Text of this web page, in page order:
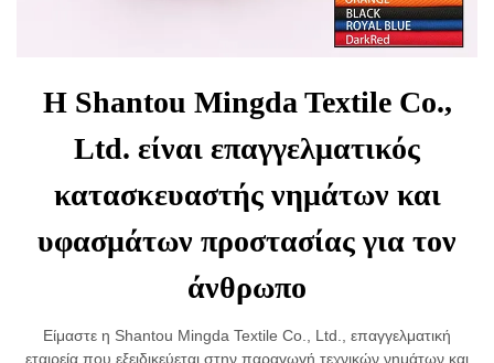
Η Shantou Mingda Textile Co.,
Ltd. είναι επαγγελματικός
κατασκευαστής νημάτων και
υφασμάτων προστασίας για τον
άνθρωπο
Είμαστε η Shantou Mingda Textile Co., Ltd., επαγγελματική
εταιρεία που εξειδικεύεται στην παραγωγή τεχνικών νημάτων και